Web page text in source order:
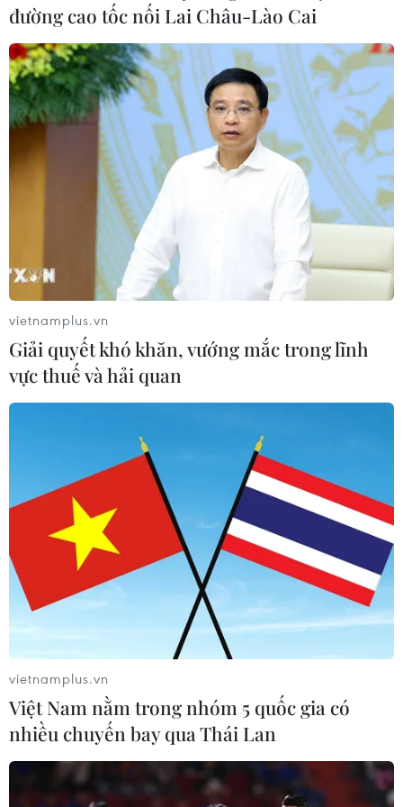
Tiền Giang bảo vệ vùng cây ăn quả xuất
khẩu trước nguy cơ hạn mặn
20/02/2023 02:33
Ngoài việc vận hành các hệ thống cống ngăn mặn, các
địa phương trên địa bàn tỉnh Tiền Giang đã có phương
án tích trữ và sẵn sàng bơm cấp nước ngọt cho các nhà
vườn.
đường cao tốc nối Lai Châu-Lào Cai
vietnamplus.vn
Giải quyết khó khăn, vướng mắc trong lĩnh
vực thuế và hải quan
vietnamplus.vn
Việt Nam nằm trong nhóm 5 quốc gia có
nhiều chuyến bay qua Thái Lan